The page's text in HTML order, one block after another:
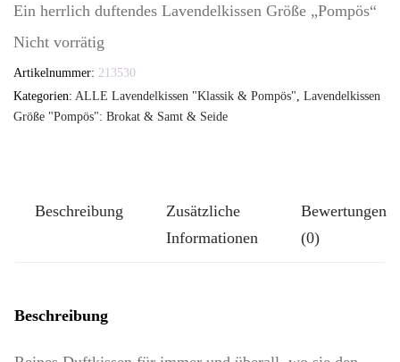
Ein herrlich duftendes Lavendelkissen Größe „Pompös“
Nicht vorrätig
Artikelnummer: 213530
Kategorien: ALLE Lavendelkissen "Klassik & Pompös" Lavendelkissen
Größe "Pompös": Brokat & Samt & Seide
Beschreibung
Zusätzliche
Informationen
Bewertungen
(0)
Beschreibung